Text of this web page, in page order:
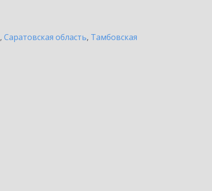
, Саратовская область, Тамбовская